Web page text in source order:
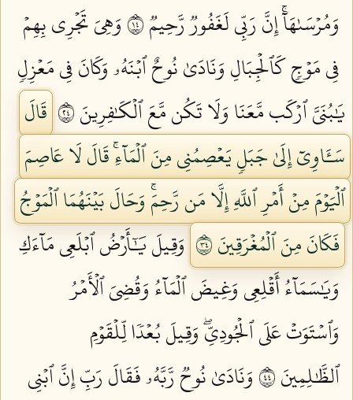
وَمُرۡسَىٰهَآۚ إِنَّ رَبِّي لَغَفُورٞ رَّحِيمٞ ٤١
وَهِيَ تَجۡرِي بِهِمۡ
فِي مَوۡجٖ كَٱلۡجِبَالِ وَنَادَىٰ نُوحٌ ٱبۡنَهُۥ وَكَانَ فِي مَعۡزِلٖ
يَٰبُنَيَّ ٱرۡكَب مَّعَنَا وَلَا تَكُن مَّعَ ٱلۡكَٰفِرِينَ ٤٢
قَالَ
سَـَٔاوِيٓ إِلَىٰ جَبَلٖ يَعۡصِمُنِي مِنَ ٱلۡمَآءِۚ قَالَ لَا عَاصِمَ
ٱلۡيَوۡمَ مِنۡ أَمۡرِ ٱللَّهِ إِلَّا مَن رَّحِمَۚ وَحَالَ بَيۡنَهُمَا ٱلۡمَوۡجُ
فَكَانَ مِنَ ٱلۡمُغۡرَقِينَ ٤٣
وَقِيلَ يَٰٓأَرۡضُ ٱبۡلَعِي مَآءَكِ
وَيَٰسَمَآءُ أَقۡلِعِي وَغِيضَ ٱلۡمَآءُ وَقُضِيَ ٱلۡأَمۡرُ
وَٱسۡتَوَتۡ عَلَى ٱلۡجُودِيِّۖ وَقِيلَ بُعۡدٗا لِّلۡقَوۡمِ
ٱلظَّٰلِمِينَ ٤٤
وَنَادَىٰ نُوحٞ رَّبَّهُۥ فَقَالَ رَبِّ إِنَّ ٱبۡنِي